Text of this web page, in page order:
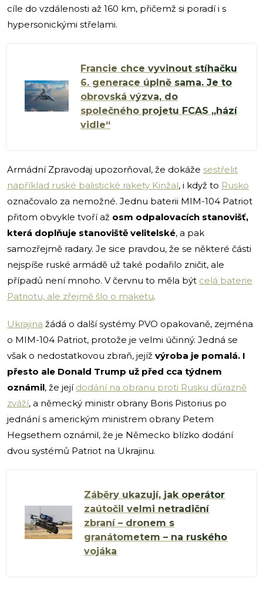
cíle do vzdálenosti až 160 km, přičemž si poradí i s
hypersonickými střelami.
Francie chce vyvinout stíhačku
6. generace úplně sama. Je to
obrovská výzva, do
společného projetu FCAS „hází
vidle“
Armádní Zpravodaj upozorňoval, že dokáže sestřelit
například ruské balistické rakety Kinžal, i když to Rusko
označovalo za nemožné. Jednu baterii MIM-104 Patriot
přitom obvykle tvoří až osm odpalovacích stanovišť,
která doplňuje stanoviště velitelské, a pak
samozřejmě radary. Je sice pravdou, že se některé části
nejspíše ruské armádě už také podařilo zničit, ale
případů není mnoho. V červnu to měla být celá baterie
Patriotu, ale zřejmě šlo o maketu.
Ukrajina žádá o další systémy PVO opakovaně, zejména
o MIM-104 Patriot, protože je velmi účinný. Jedná se
však o nedostatkovou zbraň, jejíž výroba je pomalá. I
přesto ale Donald Trump už před cca týdnem
oznámil, že její dodání na obranu proti Rusku důrazně
zváží, a německý ministr obrany Boris Pistorius po
jednání s americkým ministrem obrany Petem
Hegsethem oznámil, že je Německo blízko dodání
dvou systémů Patriot na Ukrajinu.
Záběry ukazují, jak operátor
zaútočil velmi netradiční
zbraní – dronem s
granátometem – na ruského
vojáka